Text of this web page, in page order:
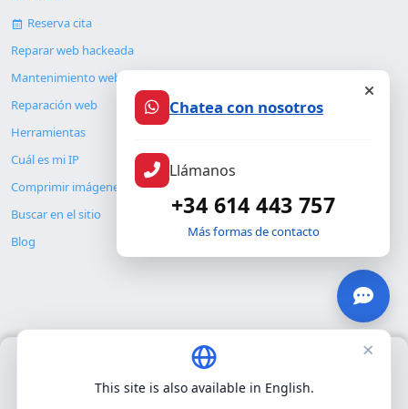
Reserva cita
Reparar web hackeada
Mantenimiento web
Reparación web
Herramientas
Cuál es mi IP
Comprimir imágenes
Buscar en el sitio
Blog
© Copyright 2026. ALMC SECURITY S.L.U.
Usamos únicamente cookies propias para el funcionamiento
Chatea con nosotros
Llámanos
+34 614 443 757
Más formas de contacto
×
This site is also available in English.